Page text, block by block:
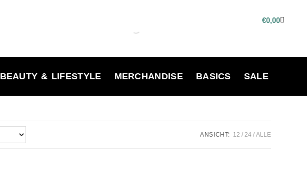
€0,00
BEAUTY & LIFESTYLE MERCHANDISE BASICS SALE
ANSICHT: 12 24 ALLE